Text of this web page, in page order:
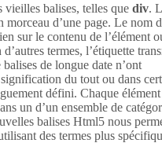
vieilles balises, telles que div.
morceau d’une page. Le nom
sur le contenu de l’élément
termes, l’étiquette
de longue date n’ont
du tout ou dans
défini. Chaque
un d’un ensemble de
balises Html5 nous
des termes plus